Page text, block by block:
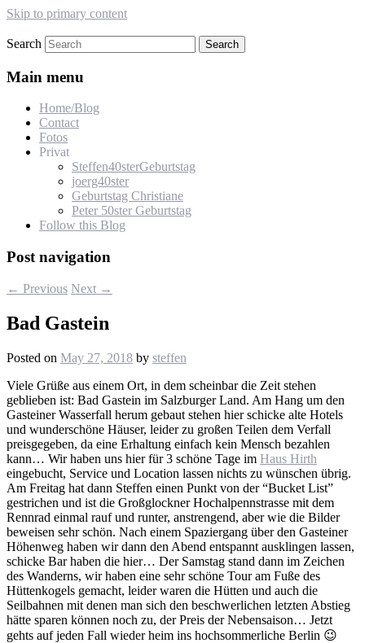
Skip to primary content
s-lehmann.de
Search
Main menu
Home/Blog
Contact
Fotos
Privat
Steffen40sterGeburtstag
joerg40ster
Geburtstag Christiane
Peter 50ster Geburtstag
Follow this Blog
Post navigation
← Previous Next →
Bad Gastein
Posted on May 27, 2018 by steffen
Viele Grüße aus einem Ort, in dem scheinbar die Zeit stehen
geblieben ist: Bad Gastein im Salzburger Land. Am Hang um den
Gasteiner Wasserfall herum gebaut stehen hier schicke alte Hotels
und wunderschöne Häuser, leider zu großen Teilen dem Verfall
preisgegeben, da eine Erhaltung einfach kein Mensch bezahlen
kann… Wir haben uns hier für 3 schöne Tage im Haus Hirth
eingebucht, Service und Location lassen nichts zu wünschen übrig.
Am Freitag hat dann Steffen einen Punkt von der “Bucket List”
gestrichen und ist die Großglockner Hochalpennstrasse mit dem
Rennrad einmal rauf und runter, anstrengend, aber wie die Bilder
beweisen sehr schön. Nach einem Spaziergang über den Gasteiner
Höhenweg haben wir dann den Abend entspannt ausklingen lassen,
schicke Bar haben die hier… Der Samstag stand dann im Zeichen
des Wanderns, wir haben eine sehr schöne Tour am Fuße des
Hüttenkogels gemacht, leider waren die Hütten und auch die
Seilbahnen mit denen man sich den beschwerlichen letzten Abstieg
hätte sparen können noch zu, der Preis der Nebensaison… Jetzt
gehts auf jeden Fall wieder heim ins hochsommerliche Berlin 😉